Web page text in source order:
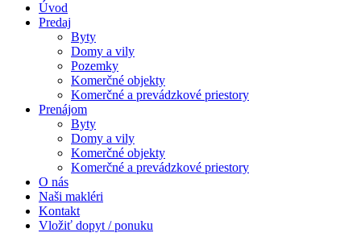
Úvod
Predaj
Byty
Domy a vily
Pozemky
Komerčné objekty
Komerčné a prevádzkové priestory
Prenájom
Byty
Domy a vily
Komerčné objekty
Komerčné a prevádzkové priestory
O nás
Naši makléri
Kontakt
Vložiť dopyt / ponuku